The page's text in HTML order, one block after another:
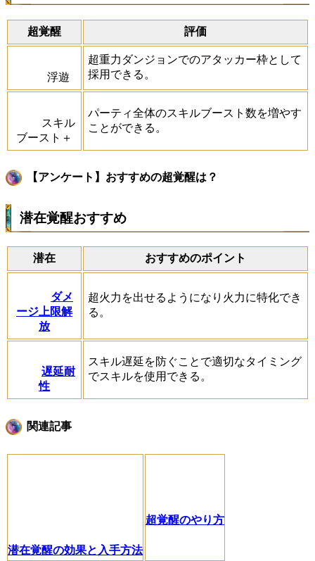
超覚醒 評価
浮遊
超重力ダンジョンでのアタッカー枠として
採用できる。
スキル
ブースト＋
パーティ全体のスキルブースト数を増やす
ことができる。
【アンケート】おすすめの超覚醒は？
潜在覚醒おすすめ
潜在 おすすめのポイント
ダメ
ージ上限解
放
超火力を出せるようになり火力に特化でき
る。
遅延耐
性
スキル遅延を防ぐことで適切なタイミング
でスキルを使用できる。
関連記事
潜在覚醒の効果と入手方法
超覚醒のやり方